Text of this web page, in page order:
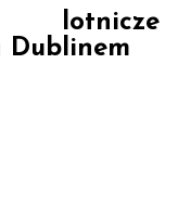
Dublinem